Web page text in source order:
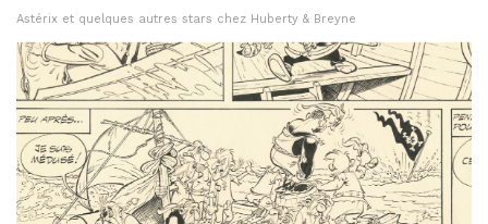
Astérix et quelques autres stars chez Huberty & Breyne